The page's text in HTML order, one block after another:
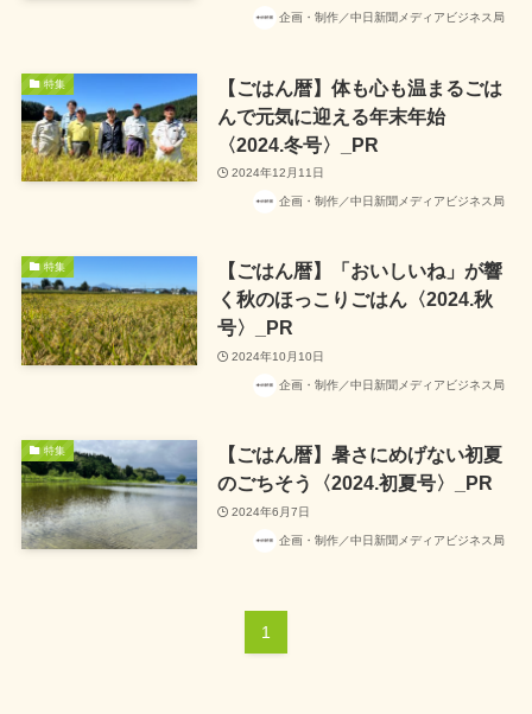
企画・制作／中日新聞メディアビジネス局
特集
【ごはん暦】体も心も温まるごは
んで元気に迎える年末年始
〈2024.冬号〉_PR
2024年12月11日
企画・制作／中日新聞メディアビジネス局
特集
【ごはん暦】「おいしいね」が響
く秋のほっこりごはん〈2024.秋
号〉_PR
2024年10月10日
企画・制作／中日新聞メディアビジネス局
特集
【ごはん暦】暑さにめげない初夏
のごちそう〈2024.初夏号〉_PR
2024年6月7日
企画・制作／中日新聞メディアビジネス局
1